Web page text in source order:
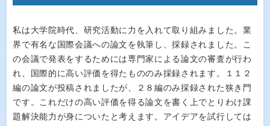
私は大学院時代、研究活動に力を入れて取り組みました。業
界で有名な国際会議への論文を執筆し、採録されました。こ
の会議で発表をするためには専門家による論文の審査が行わ
れ、国際的に高い評価を得たもののみ採録されます。１１２
編の論文が投稿されましたが、２８編のみ採録された狭き門
です。これだけの高い評価を得る論文を書く上でとりわけ課
題解決能力が身についたと考えます。アイデアを試行しては